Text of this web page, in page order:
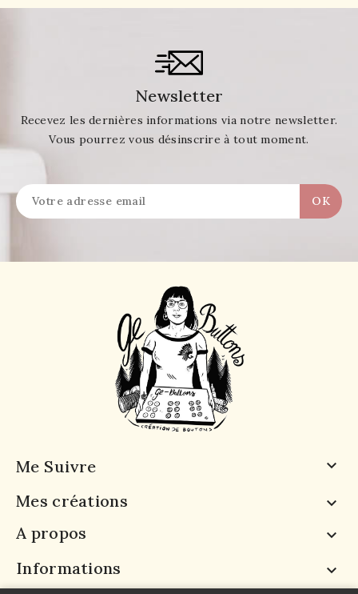
Newsletter
Recevez les dernières informations via notre newsletter.
Vous pourrez vous désinscrire à tout moment.
Me Suivre 
Mes créations 
A propos 
Informations 